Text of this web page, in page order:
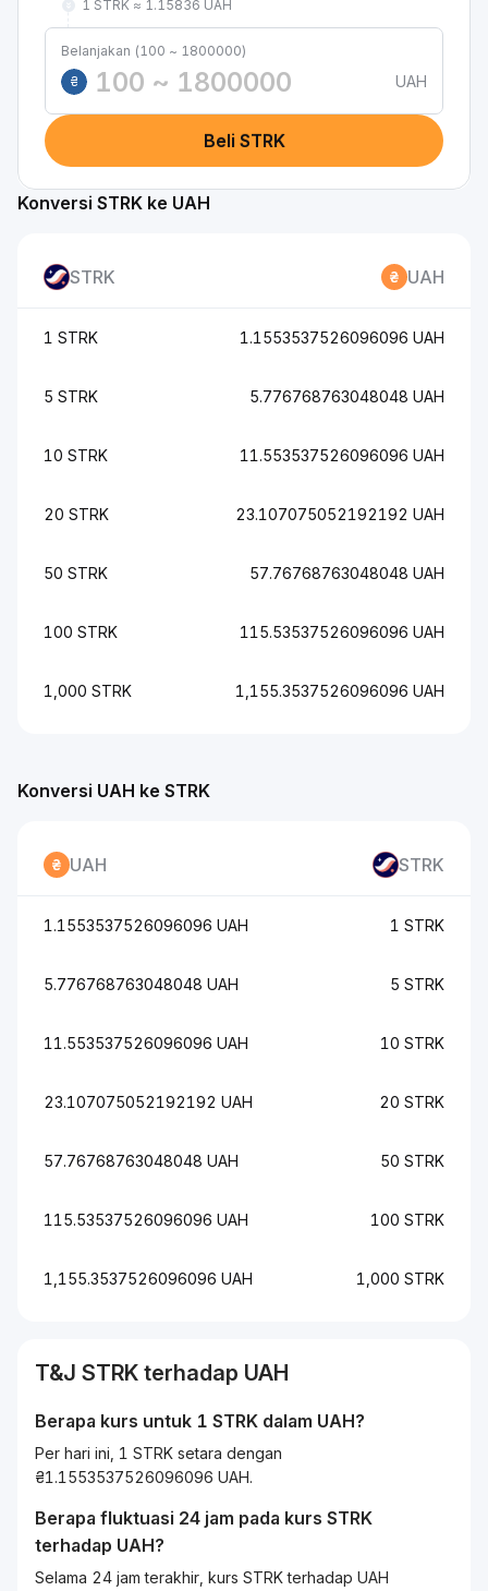
1 STRK ≈ 1.15836 UAH
Belanjakan (100 ~ 1800000)
₴
UAH
Beli STRK
Konversi STRK ke UAH
STRK UAH
1 STRK 1.1553537526096096 UAH
5 STRK 5.776768763048048 UAH
10 STRK 11.553537526096096 UAH
20 STRK 23.107075052192192 UAH
50 STRK 57.76768763048048 UAH
100 STRK 115.53537526096096 UAH
1,000 STRK 1,155.3537526096096 UAH
Konversi UAH ke STRK
UAH STRK
1.1553537526096096 UAH 1 STRK
5.776768763048048 UAH 5 STRK
11.553537526096096 UAH 10 STRK
23.107075052192192 UAH 20 STRK
57.76768763048048 UAH 50 STRK
115.53537526096096 UAH 100 STRK
1,155.3537526096096 UAH 1,000 STRK
T&J STRK terhadap UAH
Berapa kurs untuk 1 STRK dalam UAH?
Per hari ini, 1 STRK setara dengan
₴1.1553537526096096 UAH.
Berapa fluktuasi 24 jam pada kurs STRK
terhadap UAH?
Selama 24 jam terakhir, kurs STRK terhadap UAH